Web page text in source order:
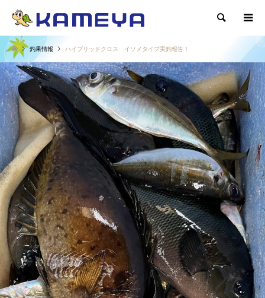
検索
釣果情報 ハイブリッドクロス イソメタイプ実釣報告！